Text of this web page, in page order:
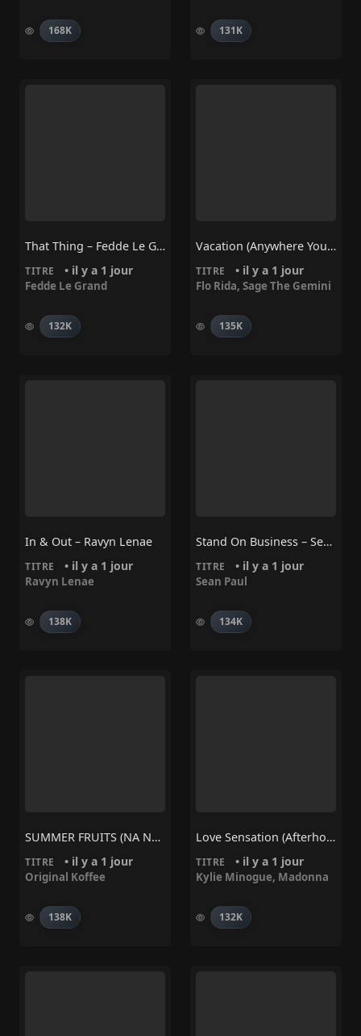
168K 131K
That Thing – Fedde Le Grand
TITRE • il y a 1 jour
Fedde Le Grand
132K
Vacation (Anywhere You Wanna Go) – Flo Rida, Sage The Gemini
TITRE • il y a 1 jour
Flo Rida, Sage The Gemini
135K
In & Out – Ravyn Lenae
TITRE • il y a 1 jour
Ravyn Lenae
138K
Stand On Business – Sean Paul
TITRE • il y a 1 jour
Sean Paul
134K
SUMMER FRUITS (NA NA) – Original Koffee
TITRE • il y a 1 jour
Original Koffee
138K
Love Sensation (Afterhours Mix) – Madonna, Kylie Minogue
TITRE • il y a 1 jour
Kylie Minogue, Madonna
132K